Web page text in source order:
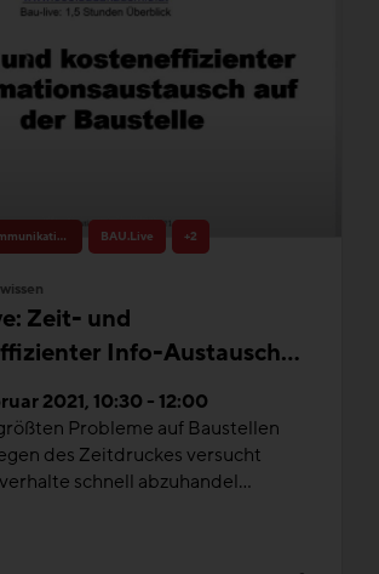
Bildung & Kommunikation BAU.Live +2
Zeit- und
Info-Austausch
2021, 10:30 - 12:00
Probleme auf Baustellen
des Zeitdruckes versucht
schnell abzuhandel...